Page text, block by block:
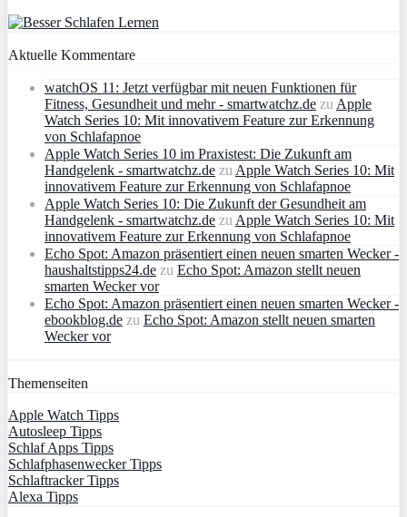
Aktuelle Kommentare
watchOS 11: Jetzt verfügbar mit neuen Funktionen für
Fitness, Gesundheit und mehr - smartwatchz.de zu Apple
Watch Series 10: Mit innovativem Feature zur Erkennung
von Schlafapnoe
Apple Watch Series 10 im Praxistest: Die Zukunft am
Handgelenk - smartwatchz.de zu Apple Watch Series 10: Mit
innovativem Feature zur Erkennung von Schlafapnoe
Apple Watch Series 10: Die Zukunft der Gesundheit am
Handgelenk - smartwatchz.de zu Apple Watch Series 10: Mit
innovativem Feature zur Erkennung von Schlafapnoe
Echo Spot: Amazon präsentiert einen neuen smarten Wecker -
haushaltstipps24.de zu Echo Spot: Amazon stellt neuen
smarten Wecker vor
Echo Spot: Amazon präsentiert einen neuen smarten Wecker -
ebookblog.de zu Echo Spot: Amazon stellt neuen smarten
Wecker vor
Themenseiten
Apple Watch Tipps
Autosleep Tipps
Schlaf Apps Tipps
Schlafphasenwecker Tipps
Schlaftracker Tipps
Alexa Tipps